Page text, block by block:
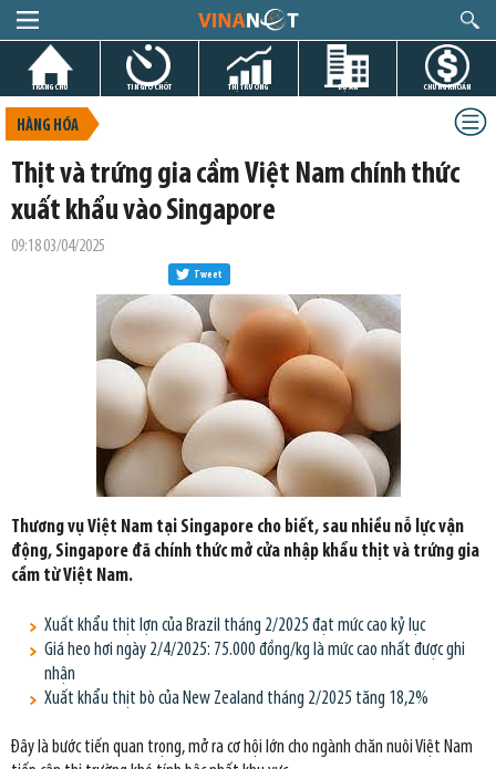
TRANG CHỦ TIN GIỜ CHÓT THỊ TRƯỜNG DỰ ÁN CHỨNG KHOÁN
HÀNG HÓA
Thịt và trứng gia cầm Việt Nam chính thức
xuất khẩu vào Singapore
09:18 03/04/2025
Tweet
Thương vụ Việt Nam tại Singapore cho biết, sau nhiều nỗ lực vận
động, Singapore đã chính thức mở cửa nhập khẩu thịt và trứng gia
cầm từ Việt Nam.
Xuất khẩu thịt lợn của Brazil tháng 2/2025 đạt mức cao kỷ lục
Giá heo hơi ngày 2/4/2025: 75.000 đồng/kg là mức cao nhất được ghi
nhận
Xuất khẩu thịt bò của New Zealand tháng 2/2025 tăng 18,2%
Đây là bước tiến quan trọng, mở ra cơ hội lớn cho ngành chăn nuôi Việt Nam